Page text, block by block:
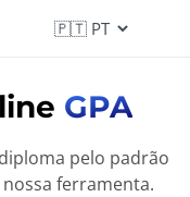
GPA
pelo padrão
nossa ferramenta.